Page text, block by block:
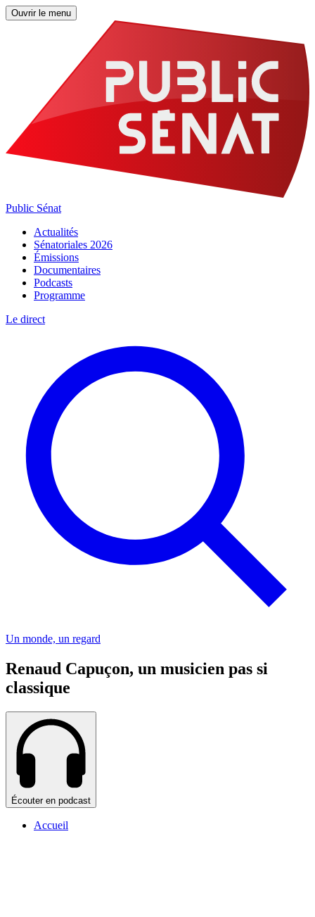
Ouvrir le menu
Public Sénat
Actualités
Sénatoriales 2026
Émissions
Documentaires
Podcasts
Programme
Le direct
Un monde, un regard
Renaud Capuçon, un musicien pas si
classique
Écouter en podcast
Accueil